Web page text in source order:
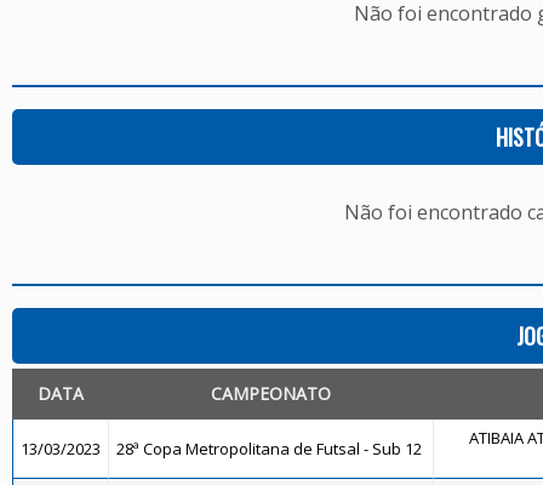
Não foi encontrado
Não foi encontrado
DATA CAMPEONATO
13/03/2023 28ª Copa Metropolitana de Futsal - Sub 12 ATIBAIA